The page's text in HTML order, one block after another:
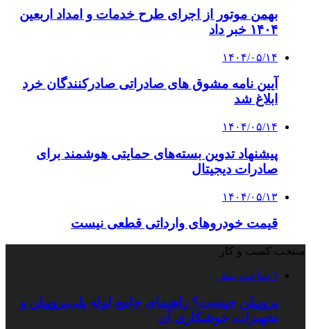
بهمن موتور از اجرای طرح خدمات و امداد اربعین
۱۴۰۴ خبر داد
۱۴۰۴/۰۵/۱۴
آیین نامه مشوق های صادراتی صادرکنندگان خرد
ابلاغ شد
۱۴۰۴/۰۵/۱۴
پیشنهاد تدوین بسته‌های حمایتی هوشمند برای
صادرات دیجیتال
۱۴۰۴/۰۵/۱۳
قیمت خودروهای وارداتی قطعی نیست
منتخب کسب و کار
5 ساعت پیش
پروپیلن چیست؟ راهنمای جامع لوله پلی‌پروپیلن و
تجهیزات جوشکاری آن